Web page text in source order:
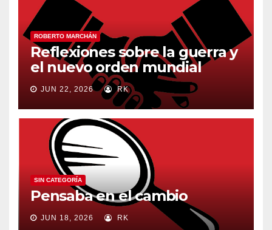
ROBERTO MARCHÁN
Reflexiones sobre la guerra y
el nuevo orden mundial
JUN 22, 2026 RK
SIN CATEGORÍA
Pensaba en el cambio
JUN 18, 2026 RK